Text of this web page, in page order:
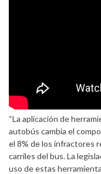
“La aplicación de
autobús cambia el
el 8% de los infractores
carriles del bus. La
uso de estas